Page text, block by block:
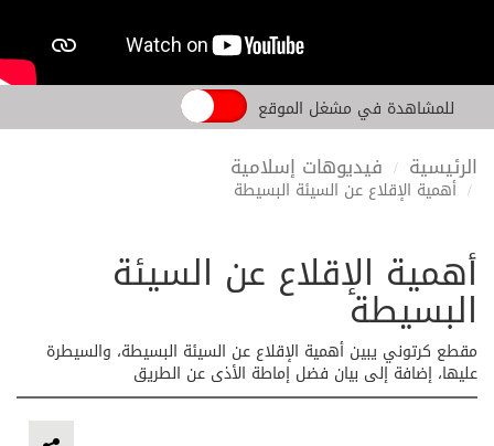
للمشاهدة في مشغل الموقع
الرئيسية فيديوهات إسلامية
أهمية الإقلاع عن السيئة البسيطة
أهمية الإقلاع عن السيئة
البسيطة
مقطع كرتوني يبين أهمية الإقلاع عن السيئة البسيطة، والسيطرة
عليها، إضافة إلى بيان فضل إماطة الأذى عن الطريق